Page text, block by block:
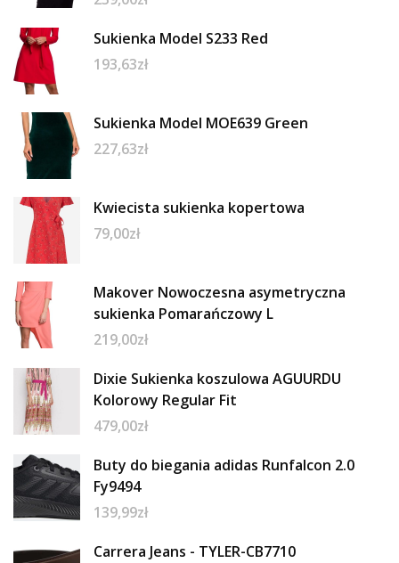
Sukienka Model S233 Red
193,63zł
Sukienka Model MOE639 Green
227,63zł
Kwiecista sukienka kopertowa
79,00zł
Makover Nowoczesna asymetryczna
sukienka Pomarańczowy L
219,00zł
Dixie Sukienka koszulowa AGUURDU
Kolorowy Regular Fit
479,00zł
Buty do biegania adidas Runfalcon 2.0
Fy9494
139,99zł
Carrera Jeans - TYLER-CB7710